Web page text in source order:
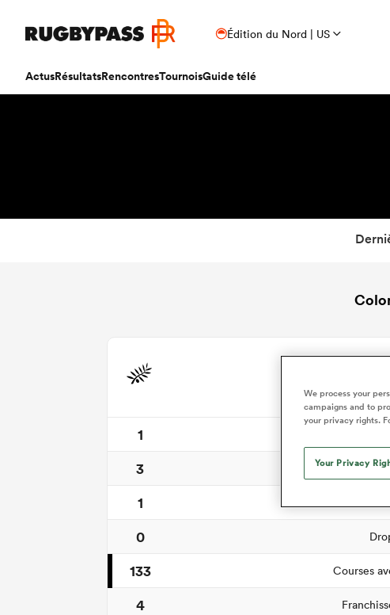
Édition du Nord | US
ActusRésultatsRencontresTournoisGuide télé
1
3
1
0
133
Courses
4
We process your
campaigns and to
your privacy rights.
Your Privacy